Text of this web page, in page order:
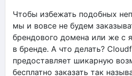
Чтобы избежать подобных
мы и вовсе не будем
брендового домена или же с
в бренде. А что делать?
предоставляет шикарную
бесплатно заказать так